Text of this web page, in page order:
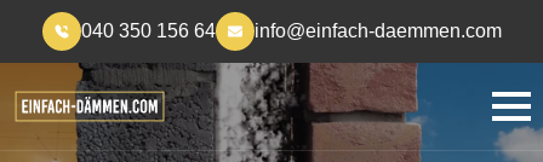
040 350 156 64 info@einfach-daemmen.com